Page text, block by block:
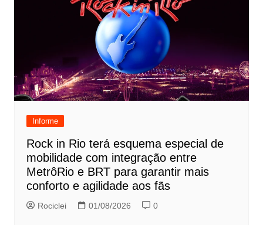
Informe
Rock in Rio terá esquema especial de
mobilidade com integração entre
MetrôRio e BRT para garantir mais
conforto e agilidade aos fãs
Rociclei 01/08/2026 0